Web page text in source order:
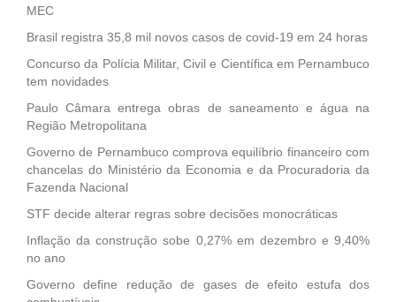
MEC
Brasil registra 35,8 mil novos casos de covid-19 em 24 horas
Concurso da Polícia Militar, Civil e Científica em Pernambuco
tem novidades
Paulo Câmara entrega obras de saneamento e água na
Região Metropolitana
Governo de Pernambuco comprova equilíbrio financeiro com
chancelas do Ministério da Economia e da Procuradoria da
Fazenda Nacional
STF decide alterar regras sobre decisões monocráticas
Inflação da construção sobe 0,27% em dezembro e 9,40%
no ano
Governo define redução de gases de efeito estufa dos